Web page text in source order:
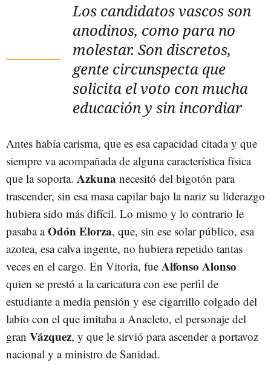
Los candidatos vascos son
anodinos, como para no
molestar. Son discretos,
gente circunspecta que
solicita el voto con mucha
educación y sin incordiar
Antes había carisma, que es esa capacidad citada y que
siempre va acompañada de alguna característica física
que la soporta. Azkuna necesitó del bigotón para
trascender, sin esa masa capilar bajo la nariz su liderazgo
hubiera sido más difícil. Lo mismo y lo contrario le
pasaba aOdón Elorza, que, sin ese solar público, esa
azotea, esa calva ingente, no hubiera repetido tantas
veces en el cargo. En Vitoria, fue Alfonso Alonso
quien se prestó a la caricatura con ese perfil de
estudiante a media pensión y ese cigarrillo colgado del
labio con el que imitaba a Anacleto, el personaje del
gran Vázquez, y que le sirvió para ascender a portavoz
nacional y a ministro de Sanidad.